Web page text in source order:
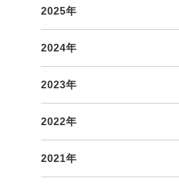
2025年
2024年
2023年
2022年
2021年